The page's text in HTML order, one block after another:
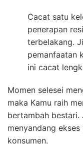
Cacat satu
penerapan
terbelakang.
pemanfaatan
ini cacat
Momen selesei
maka Kamu raih
bertambah bestari.
menyandang
konsumen.